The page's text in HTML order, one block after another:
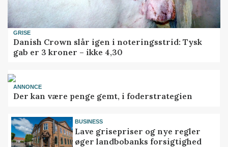
GRISE
Danish Crown slår igen i noteringsstrid: Tysk
gab er 3 kroner – ikke 4,30
ANNONCE
Der kan være penge gemt, i foderstrategien
BUSINESS
Lave grisepriser og nye regler
øger landbobanks forsigtighed